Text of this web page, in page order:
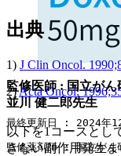
出典
1) J Clin Oncol.
2)Acta Oncol.
最終更新日 : 2024年
監修薬剤師 : 国立がん
監修医師 : 国立が
並川 健二郎先生
以下を1コースとし
きない副作用発生